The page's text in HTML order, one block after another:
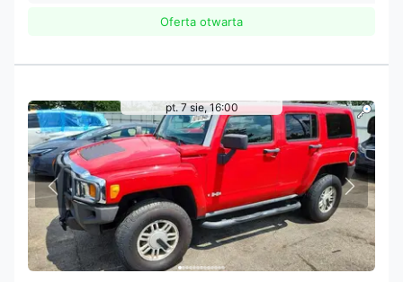
Oferta otwarta
pt. 7 sie, 16:00